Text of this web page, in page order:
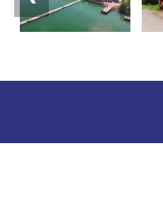
Telefon: +358 400 117 123